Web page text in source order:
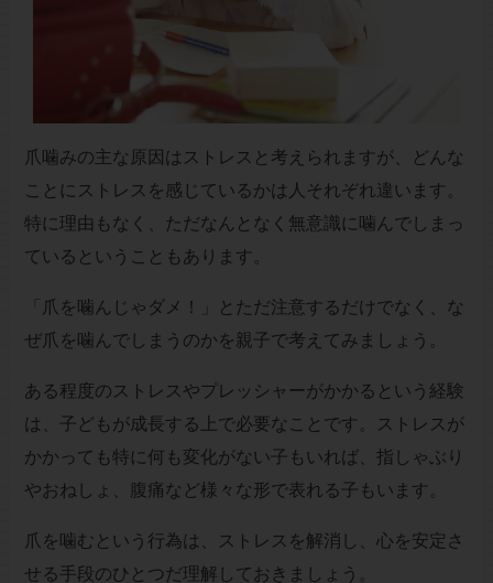
爪噛みの主な原因はストレスと考えられますが、どんな
ことにストレスを感じているかは人それぞれ違います。
特に理由もなく、ただなんとなく無意識に噛んでしまっ
ているということもあります。
「爪を噛んじゃダメ！」とただ注意するだけでなく、な
ぜ爪を噛んでしまうのかを親子で考えてみましょう。
ある程度のストレスやプレッシャーがかかるという経験
は、子どもが成長する上で必要なことです。ストレスが
かかっても特に何も変化がない子もいれば、指しゃぶり
やおねしょ、腹痛など様々な形で表れる子もいます。
爪を噛むという行為は、ストレスを解消し、心を安定さ
せる手段のひとつだ理解しておきましょう。